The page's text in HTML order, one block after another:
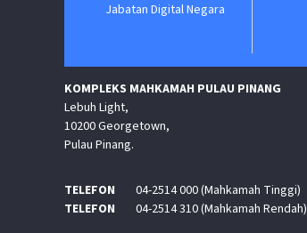
Jabatan Digital Negara
KOMPLEKS MAHKAMAH PULAU PINANG
Lebuh Light,
10200 Georgetown,
Pulau Pinang.
TELEFON
04-2514 000 (Mahkamah Tinggi)
TELEFON
04-2514 310 (Mahkamah Rendah)